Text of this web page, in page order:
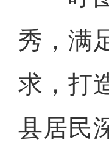
秀，满
求，打
县居民